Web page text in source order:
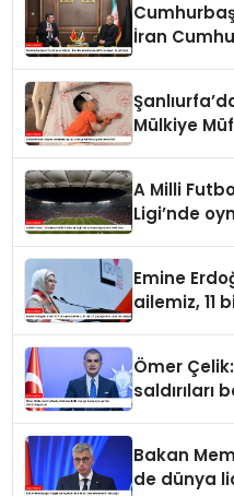
İran
Mülkiye
A Milli
Ligi’nde
Emine
ailemiz, 11
Ömer
saldırıları
Bakan
de dünya